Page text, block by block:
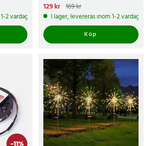
vardagar
Nuvarande pris
pris:169 kr
129 kr 169 kr
I lager, levereras inom 1-2 vardagar
Köp